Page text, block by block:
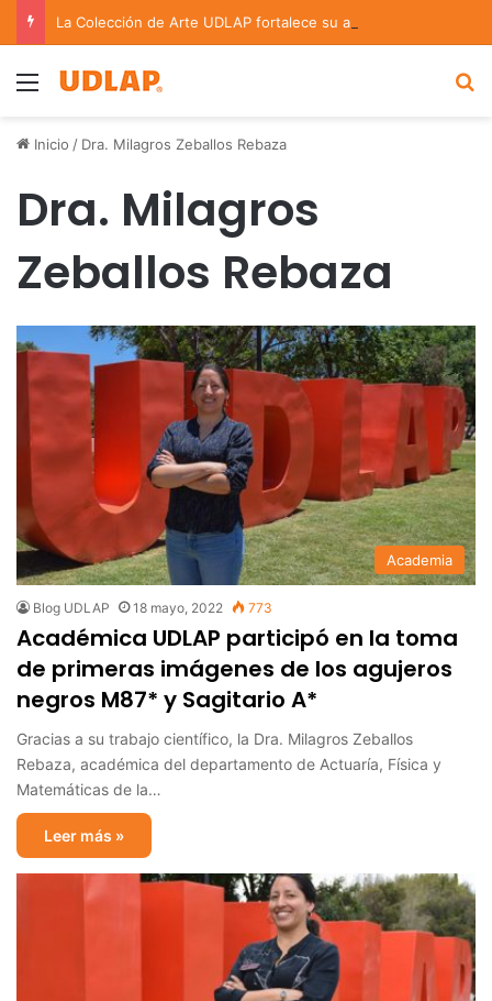
Menu
Inicio / Dra. Milagros Zeballos Rebaza
Dra. Milagros
Zeballos Rebaza
Academia
Blog UDLAP 18 mayo, 2022 773
Académica UDLAP participó en la toma
de primeras imágenes de los agujeros
negros M87* y Sagitario A*
Gracias a su trabajo científico, la Dra. Milagros Zeballos
Rebaza, académica del departamento de Actuaría, Física y
Matemáticas de la…
Leer más »